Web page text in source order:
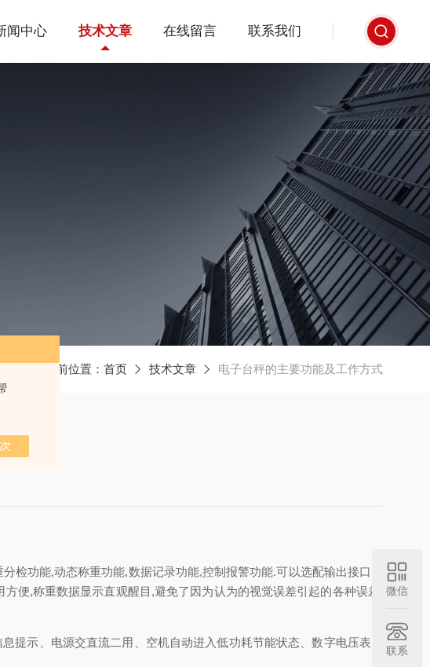
闻中心 技术文章 在线留言 联系我们
当前位置： 首页 技术文章 电子台秤的主要功能及工作方式
检功能,动态称重功能,数据记录功能,控制报警功能.可以选配输出接口:R
便,称重数据显示直观醒目,避免了因为认为的视觉误差引起的各种误差.
示、电源交直流二用、空机自动进入低功耗节能状态、数字电压表自
微信
联系